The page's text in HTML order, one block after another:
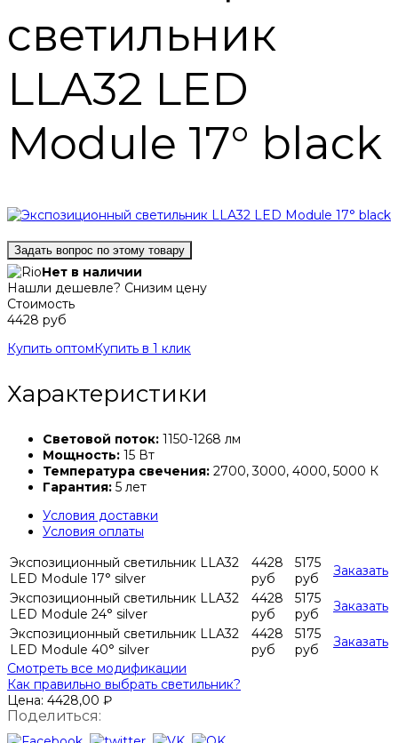
светильник
LLA32 LED
Module 17° black
Задать вопрос по этому товару
Нет в наличии
Нашли дешевле? Снизим цену
Стоимость
4428 руб
Купить оптом Купить в 1 клик
Характеристики
Световой поток: 1150-1268 лм
Мощность: 15 Вт
Температура свечения: 2700, 3000, 4000, 5000 К
Гарантия: 5 лет
Условия доставки
Условия оплаты
Экспозиционный светильник LLA32
LED Module 17° silver
4428
руб
5175
руб
Заказать
Экспозиционный светильник LLA32
LED Module 24° silver
4428
руб
5175
руб
Заказать
Экспозиционный светильник LLA32
LED Module 40° silver
4428
руб
5175
руб
Заказать
Смотреть все модификации
Как правильно выбрать светильник?
Цена: 4428,00 ₽
Поделиться: